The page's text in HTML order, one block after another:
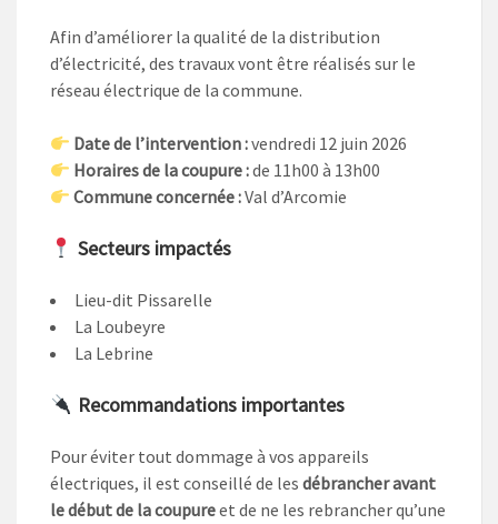
Afin d’améliorer la qualité de la distribution
d’électricité, des travaux vont être réalisés sur le
réseau électrique de la commune.
Date de l’intervention :vendredi 12 juin 2026
Horaires de la coupure :de 11h00 à 13h00
Commune concernée :Val d’Arcomie
Secteurs impactés
Lieu-dit Pissarelle
La Loubeyre
La Lebrine
Recommandations importantes
Pour éviter tout dommage à vos appareils
électriques, il est conseillé de les débrancher avant
le début de la coupureet de ne les rebrancher qu’une